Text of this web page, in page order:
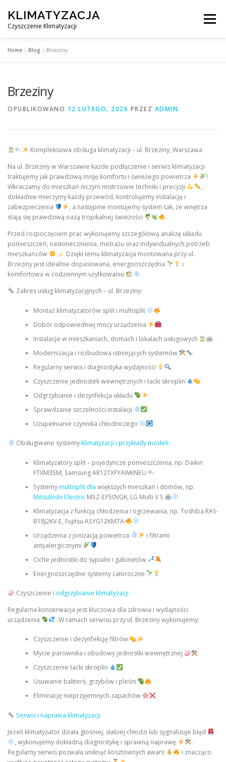
treści
KLIMATYZACJA
Czyszczenie Klimatyzacji
Menu
OBSŁUGIWANE MIASTA POD WARSZAWĄ
Home »Blog »Brzeziny
Brzeziny
OPUBLIKOWANO 12 LUTEGO, 2026 PRZEZ ADMIN
Kompleksowa obsługa klimatyzacji – ul. Brzeziny, Warszawa
Na ul. Brzeziny w Warszawie każde podłączenie i serwis klimatyzacji
traktujemy jak prawdziwą misję komfortu i świeżego powietrza
!
Wkraczamy do mieszkań niczym mistrzowie techniki i precyzji
,
dokładnie mierzymy każdy przewód, kontrolujemy instalację i
zabezpieczenia
, a następnie montujemy system tak, że wnętrza
stają się prawdziwą oazą tropikalnej świeżości
.
Przed rozpoczęciem prac wykonujemy szczegółową analizę układu
pomieszczeń, nasłonecznienia, metrażu oraz indywidualnych potrzeb
mieszkańców
. Dzięki temu klimatyzacja montowana przy ul.
Brzeziny jest idealnie dopasowana, energooszczędna
i
komfortowa w codziennym użytkowaniu
.
Zakres usług klimatyzacyjnych – ul. Brzeziny:
Montaż klimatyzatorów split i multisplit
Dobór odpowiedniej mocy urządzenia
Instalacje w mieszkaniach, domach i lokalach usługowych
Modernizacja i rozbudowa istniejących systemów
Regularny serwis i diagnostyka wydajności
Czyszczenie jednostek wewnętrznych i tacki skroplin
Odgrzybianie i dezynfekcja układu
Sprawdzanie szczelności instalacji
Uzupełnianie czynnika chłodniczego
Obsługiwane systemyklimatyzacji i przykłady modeli:
Klimatyzatory split – pojedyncze pomieszczenia, np. Daikin
FTXM35M, Samsung AR12TXFYAWKNEU
Systemymultisplit dla większych mieszkań i domów, np.
Mitsubishi ElectricMSZ-EF50VGK, LG Multi V S
Klimatyzacja z funkcją chłodzenia i ogrzewania, np. Toshiba RAS-
B18J2KV-E, Fujitsu ASYG12KMTA
Urządzenia z jonizacją powietrza
i filtrami
antyalergicznymi
Ciche jednostki do sypialni i gabinetów
Energooszczędne systemy całoroczne
Czyszczenie i odgrzybianie klimatyzacji
Regularna konserwacja jest kluczowa dla zdrowia i wydajności
urządzenia
. W ramach serwisu przy ul. Brzeziny wykonujemy:
Czyszczenie i dezynfekcję filtrów
Mycie parownika i obudowy jednostki wewnętrznej
Czyszczenie tacki skroplin
Usuwanie bakterii, grzybów i pleśni
Eliminację nieprzyjemnych zapachów
Serwis i naprawa klimatyzacji
Jeżeli klimatyzator działa głośniej, słabiej chłodzi lub sygnalizuje błąd
, wykonujemy dokładną diagnostykę i sprawną naprawę
.
Regularny serwis pozwala uniknąć kosztownych awarii
i znacząco